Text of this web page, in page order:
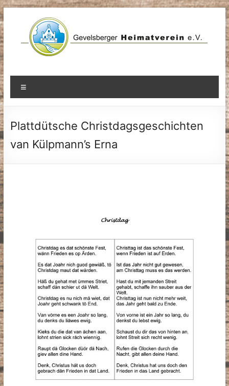
Zum
Inhalt
springen
Plattdütsche Christdagsgeschichten
van Külpmann’s Erna